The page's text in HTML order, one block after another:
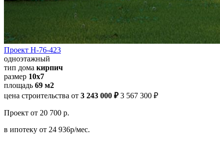
Проект Н-76-423
одноэтажный
тип дома кирпич
размер 10х7
площадь 69 м2
цена строительства от 3 243 000 ₽ 3 567 300 ₽
Проект от 20 700 р.
в ипотеку от 24 936р/мес.